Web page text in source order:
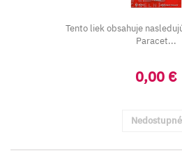
Tento liek obsahuje
Paracet...
0,00 €
Nedostupné